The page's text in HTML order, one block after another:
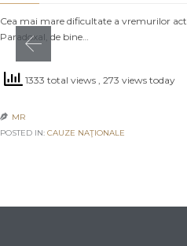
Cea mai mare dificultate a vremurilor
Paradoxal, de bine…
1333 total views , 273 views today
 MR
POSTED IN: CAUZE NAŢIONALE